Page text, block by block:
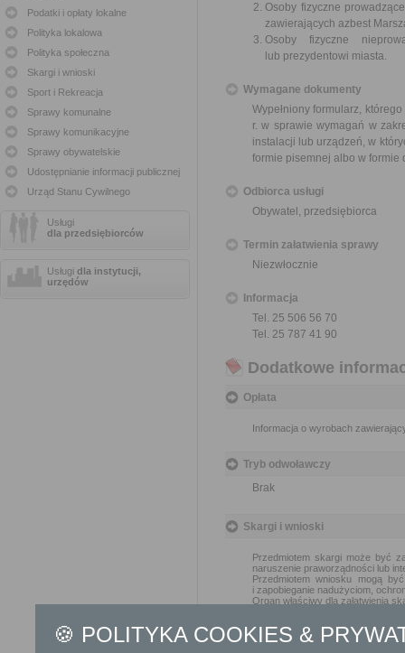
Podatki i opłaty lokalne
Polityka lokalowa
Polityka społeczna
Skargi i wnioski
Sport i Rekreacja
Sprawy komunalne
Sprawy komunikacyjne
Sprawy obywatelskie
Udostępnianie informacji publicznej
Urząd Stanu Cywilnego
Usługi
dla przedsiębiorców
Usługi dla instytucji,
urzędów
Osoby fizyczne
zawierających azbest
Osoby fizyczne
lub prezydentowi miasta.
Wymagane dokumenty
Wypełniony formularz,
r. w sprawie wymagań w
instalacji lub urządzeń, w
formie pisemnej albo w formie
Odbiorca usługi
Obywatel, przedsiębiorca
Termin załatwienia sprawy
Niezwłocznie
Informacja
Tel. 25 506 56 70
Tel. 25 787 41 90
Dodatkowe
Opłata
Informacja o wyrobach
Tryb odwoławczy
Brak
Skargi i wnioski
Przedmiotem skargi może być
naruszenie praworządności lub
Przedmiotem wniosku mogą
i zapobieganie nadużyciom,
Organ właściwy dla załatwienia
Podstawa prawna
🍪 POLITYKA COOKIES &